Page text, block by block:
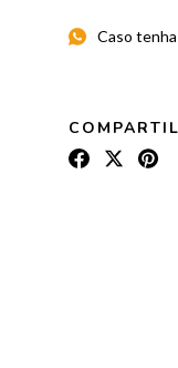
Caso